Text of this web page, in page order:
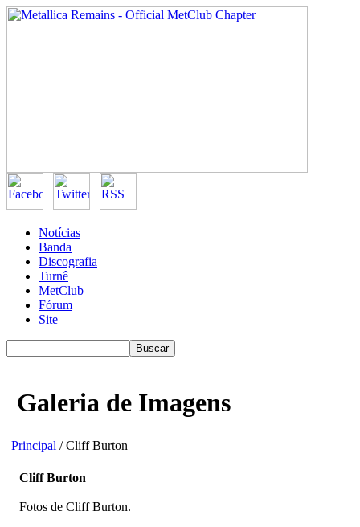
Notícias
Banda
Discografia
Turnê
MetClub
Fórum
Site
Galeria de Imagens
Principal / Cliff Burton
Cliff Burton
Fotos de Cliff Burton.